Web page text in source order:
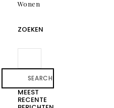
Wonen
ZOEKEN
SEARCH
MEEST
RECENTE